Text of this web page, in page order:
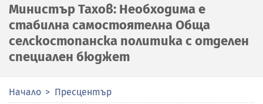
Министър Тахов: Необходима е
стабилна самостоятелна Обща
селскостопанска политика с отделен
специален бюджет
Начало Пресцентър